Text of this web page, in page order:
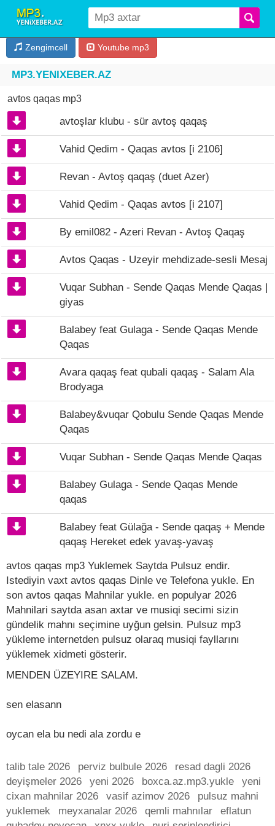
Zengimcell Youtube mp3
MP3.YENIXEBER.AZ
avtos qaqas mp3
avtoşlar klubu - sür avtoş qaqaş
Vahid Qedim - Qaqas avtos [i 2106]
Revan - Avtoş qaqaş (duet Azer)
Vahid Qedim - Qaqas avtos [i 2107]
By emil082 - Azeri Revan - Avtoş Qaqaş
Avtos Qaqas - Uzeyir mehdizade-sesli Mesaj
Vuqar Subhan - Sende Qaqas Mende Qaqas |
giyas
Balabey feat Gulaga - Sende Qaqas Mende
Qaqas
Avara qaqaş feat qubali qaqaş - Salam Ala
Brodyaga
Balabey&vuqar Qobulu Sende Qaqas Mende
Qaqas
Vuqar Subhan - Sende Qaqas Mende Qaqas
Balabey Gulaga - Sende Qaqas Mende
qaqas
Balabey feat Gülağa - Sende qaqaş + Mende
qaqaş Hereket edek yavaş-yavaş
avtos qaqas mp3 Yuklemek Saytda Pulsuz endir.
Istediyin vaxt avtos qaqas Dinle ve Telefona yukle. En
son avtos qaqas Mahnilar yukle. en populyar 2026
Mahnilari saytda asan axtar ve musiqi secimi sizin
gündelik mahnı seçimine uyğun gelsin. Pulsuz mp3
yükleme internetden pulsuz olaraq musiqi fayllarını
yüklemek xidmeti gösterir.
MENDEN ÜZEYIRE SALAM.
sen elasann
oycan ela bu nedi ala zordu e
talib tale 2026 perviz bulbule 2026
resad dagli 2026
deyişmeler 2026
yeni 2026 boxca.az.mp3.yukle
yeni
cixan mahnilar 2026
vasif azimov 2026
pulsuz mahni
yuklemek
meyxanalar 2026 qemli mahnılar
eflatun